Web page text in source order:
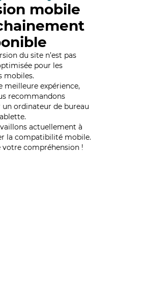
mobile
du site n’est pas
pour les
mobiles.
meilleure expérience,
recommandons
ordinateur de bureau
actuellement à
la compatibilité mobile.
votre compréhension !